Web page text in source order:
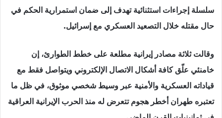
سلسلة إجراءات استثنائية تهدف إلى ضمان استمرارية الحكم في
حال مقتله خلال التصعيد العسكري مع إسرائيل.
وقالت ثلاثة مصادر إيرانية مطلعة على خطط الطوارئ، إن
خامنئي علّق كافة أشكال الاتصال الإلكتروني ويتواصل فقط مع
قياداته العسكرية والأمنية عبر وسيط شخصي موثوق، في ظل ما
تعتبره طهران أخطر هجوم تتعرض له منذ الحرب الإيرانية العراقية